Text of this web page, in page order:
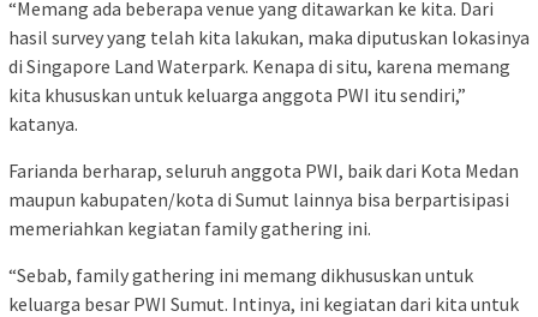
“Memang ada beberapa venue yang ditawarkan ke kita. Dari
hasil survey yang telah kita lakukan, maka diputuskan lokasinya
di Singapore Land Waterpark. Kenapa di situ, karena memang
kita khususkan untuk keluarga anggota PWI itu sendiri,”
katanya.
Farianda berharap, seluruh anggota PWI, baik dari Kota Medan
maupun kabupaten/kota di Sumut lainnya bisa berpartisipasi
memeriahkan kegiatan family gathering ini.
“Sebab, family gathering ini memang dikhususkan untuk
keluarga besar PWI Sumut. Intinya, ini kegiatan dari kita untuk